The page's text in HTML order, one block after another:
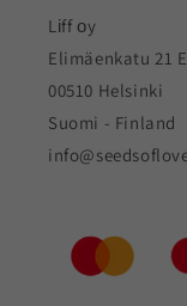
Lіff оy
Elimäenkatu 21
00510 Helsinki
Suomi - Finland